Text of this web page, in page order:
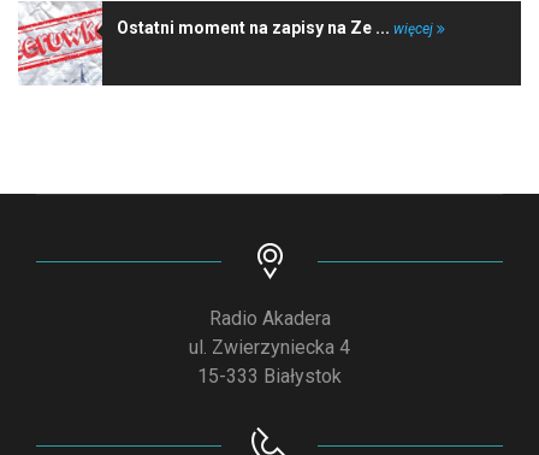
Ostatni moment na zapisy na Ze ... więcej
Radio Akadera
ul. Zwierzyniecka 4
15-333 Białystok